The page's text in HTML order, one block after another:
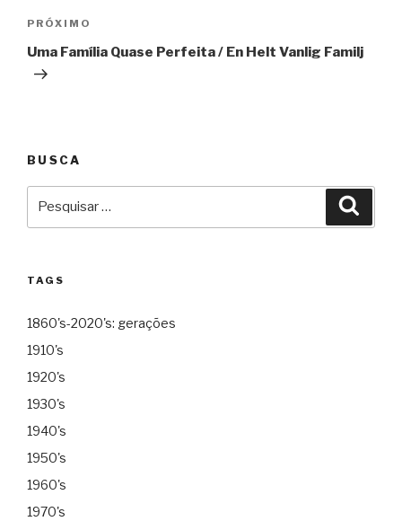
Próximo
PRÓXIMO
Uma Família Quase Perfeita / En Helt Vanlig Familj
BUSCA
TAGS
1860's-2020's: gerações
1910's
1920's
1930's
1940's
1950's
1960's
1970's